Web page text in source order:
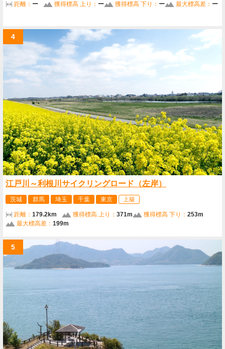
距離： ー 獲得標高 上り： ー 獲得標高 下り： ー 最大標高差： ー
江戸川～利根川サイクリングロード（左岸）
茨城 群馬 埼玉 千葉 東京 上級
距離： 179.2km 獲得標高 上り： 371m 獲得標高 下り： 253m
最大標高差： 199m